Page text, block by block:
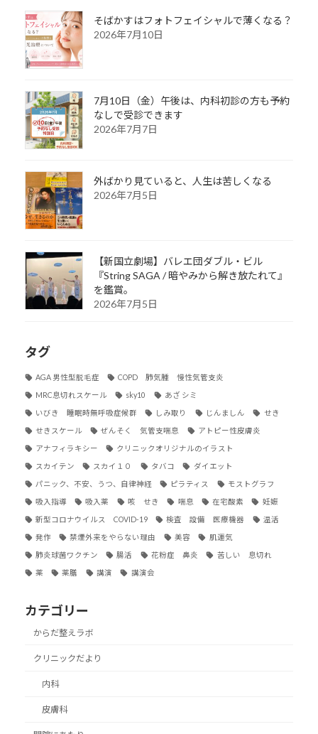
そばかすはフォトフェイシャルで薄くなる？
2026年7月10日
7月10日（金）午後は、内科初診の方も予約
なしで受診できます
2026年7月7日
外ばかり見ていると、人生は苦しくなる
2026年7月5日
【新国立劇場】バレエ団ダブル・ビル
『String SAGA / 暗やみから解き放たれて』
を鑑賞。
2026年7月5日
タグ
AGA 男性型脱毛症 COPD 肺気腫 慢性気管支炎
MRC息切れスケール sky10 あざ シミ
いびき 睡眠時無呼吸症候群 しみ取り じんましん せき
せきスケール ぜんそく 気管支喘息 アトピー性皮膚炎
アナフィラキシー クリニックオリジナルのイラスト
スカイテン スカイ１０ タバコ ダイエット
パニック、不安、うつ、自律神経 ピラティス モストグラフ
吸入指導 吸入薬 咳 せき 喘息 在宅酸素 妊娠
新型コロナウイルス COVID-19 検査 設備 医療機器 温活
発作 禁煙外来をやらない理由 美容 肌運気
肺炎球菌ワクチン 腸活 花粉症 鼻炎 苦しい 息切れ
薬 薬膳 講演 講演会
カテゴリー
からだ整えラボ
クリニックだより
内科
皮膚科